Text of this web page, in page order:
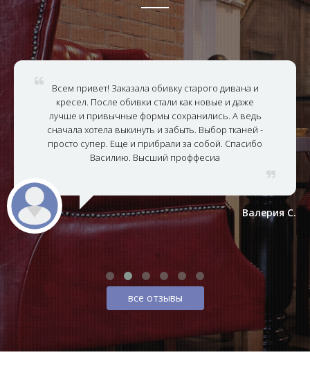
Всем привет! Заказала обивку старого дивана и
кресел. После обивки стали как новые и даже
лучше и привычные формы сохранились. А ведь
сначала хотела выкинуть и забыть. Выбор тканей -
просто супер. Еще и прибрали за собой. Спасибо
Василию. Высший проффесиа
Валерия С.
все отзывы